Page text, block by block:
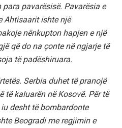
pavarësisë. Pavarësia e
Ahtisaarit ishte një
nënkupton hapjen e një
që do na çonte në ngjarje të
të padëshiruara.
Serbia duhet të pranojë
të kaluarën në Kosovë. Për të
desht të bombardonte
Beogradi me regjimin e